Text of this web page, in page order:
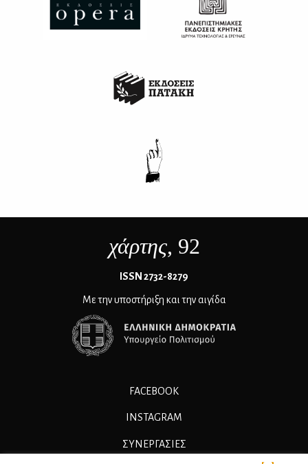
χάρτης, 92
ΙSSN 2732-8279
Με την υποστήριξη και την αιγίδα
FACEBOOK
INSTAGRAM
ΣΥΝΕΡΓΑΣΊΕΣ